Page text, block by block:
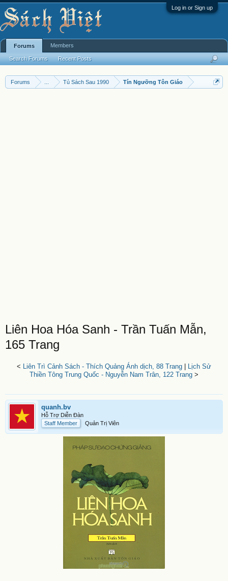
Log in or Sign up
Forums Tủ Sách Sau 1990 Tín Ngưỡng Tôn Giáo
Liên Hoa Hóa Sanh - Trần Tuấn Mẫn,
165 Trang
< Liên Trì Cảnh Sách - Thích Quảng Ánh dịch, 88 Trang
Lịch Sử
Thiền Tông Trung Quốc - Nguyễn Nam Trân, 122 Trang >
quanh.bv
Hỗ Trợ Diễn Đàn
Staff Member
Quản Trị Viên
Forums
Search Forums Recent Posts
Members